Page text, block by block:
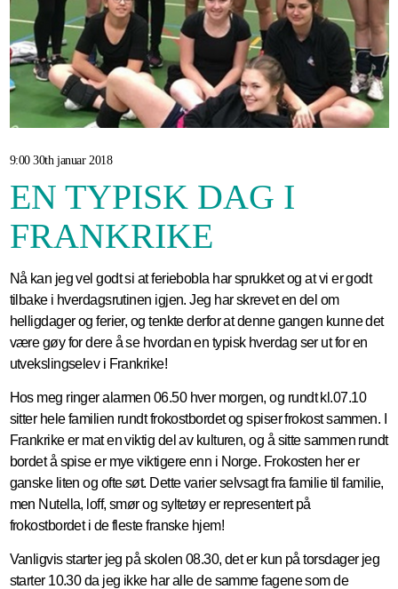
Bli
vertsfamilie
9:00 30th januar 2018
EN TYPISK DAG I
FRANKRIKE
Nå kan jeg vel godt si at feriebobla har sprukket og at vi er godt
tilbake i hverdagsrutinen igjen. Jeg har skrevet en del om
helligdager og ferier, og tenkte derfor at denne gangen kunne det
være gøy for dere å se hvordan en typisk hverdag ser ut for en
utvekslingselev i Frankrike!
Hos meg ringer alarmen 06.50 hver morgen, og rundt kl.07.10
sitter hele familien rundt frokostbordet og spiser frokost sammen. I
Frankrike er mat en viktig del av kulturen, og å sitte sammen rundt
bordet å spise er mye viktigere enn i Norge. Frokosten her er
ganske liten og ofte søt. Dette varier selvsagt fra familie til familie,
men Nutella, loff, smør og syltetøy er representert på
frokostbordet i de fleste franske hjem!
Vanligvis starter jeg på skolen 08.30, det er kun på torsdager jeg
starter 10.30 da jeg ikke har alle de samme fagene som de